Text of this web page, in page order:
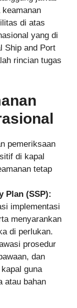
di atas
yang di
Ship and Port
rincian tugas
pemeriksaan
di kapal
tetap
Plan (SSP):
implementasi
menyarankan
di perlukan.
prosedur
dan
guna
atau bahan